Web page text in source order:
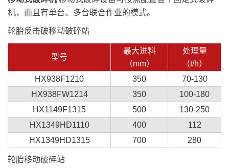
机，而且有单台、多台联合作业的模式。
轮胎反击破移动破碎站
型号
最大进料
（mm）
处理量
（t/h）
HX938F1210
350
70-130
HX938FW1214
350
100-180
HX1149F1315
500
130-250
HX1349HD1110
400
112
HX1349HD1315
700 280
轮胎移动破碎站